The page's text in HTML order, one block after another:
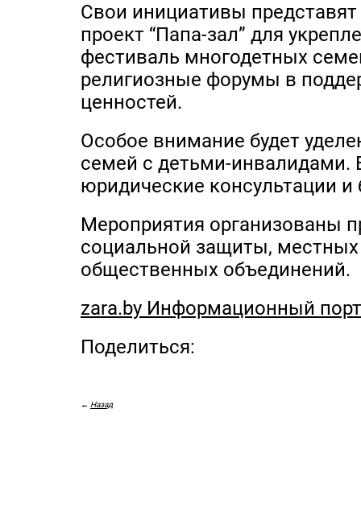
Свои инициативы
проект “Папа-зал” для
фестиваль многодетных
религиозные форумы в
ценностей.
Особое внимание будет
семей с детьми-инвалидами.
юридические консультации
Мероприятия организованы
социальной защиты,
общественных объединений.
zara.by Информационный
Поделиться:
← Назад